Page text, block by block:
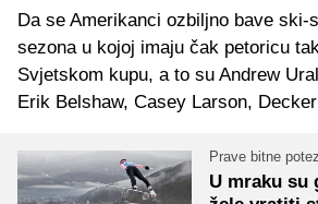
Da se Amerikanci ozbiljno bave ski-
sezona u kojoj imaju čak petoricu
Svjetskom kupu, a to su Andrew
Erik Belshaw, Casey Larson,
Prave bitne
U mraku su